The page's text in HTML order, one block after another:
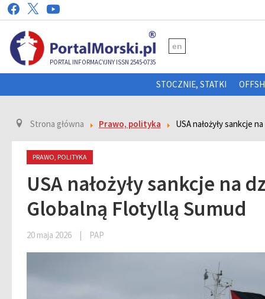
PORTAL INFORMACYJNY ISSN 2545-0735
en
STOCZNIE, STATKI
Strona główna Prawo, polityka USA nałożyły sankcje
PRAWO, POLITYKA
USA nałożyły sankcje na
Globalną Flotyllą Sumud
20 maja 2026 | PAP